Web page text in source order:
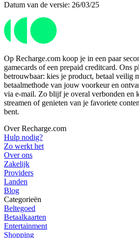
Datum van de versie: 26/03/25
Op Recharge.com koop je in een paar
gamecards of een prepaid creditcard. Ons
betrouwbaar: kies je product, betaal veilig
betaalmethode van jouw voorkeur en
via e-mail. Zo blijf je overal verbonden en
streamen of genieten van je favoriete
bent.
Over Recharge.com
Hulp nodig?
Zo werkt het
Over ons
Zakelijk
Providers
Landen
Blog
Categorieën
Beltegoed
Betaalkaarten
Entertainment
Shopping